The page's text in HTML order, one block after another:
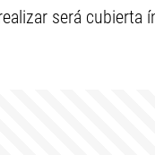
será cubierta